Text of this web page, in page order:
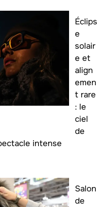
Éclips
e
solair
e et
align
emen
t rare
: le
ciel
de
intense
Salon
de